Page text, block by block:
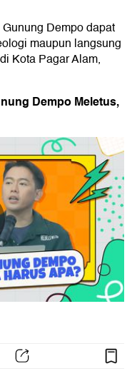
Dempo dapat
maupun langsung
Kota Pagar Alam,
Dempo Meletus,